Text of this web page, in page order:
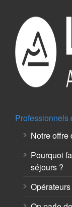
Professionnels
Notre offre
Pourquoi
séjours ?